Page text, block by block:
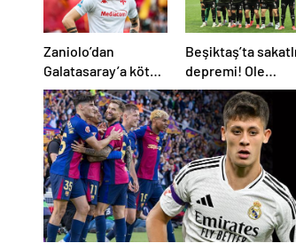
Zaniolo’dan
Galatasaray’a kötü
haber!
Beşiktaş’ta
depremi! Ole
Gunnar
tepkisi dikkat çekti